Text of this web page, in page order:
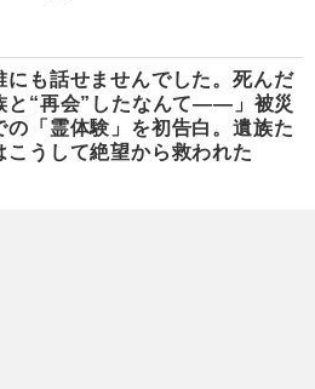
にも話せませんでした。死んだ
と“再会”したなんて――」被災
の「霊体験」を初告白。遺族た
こうして絶望から救われた